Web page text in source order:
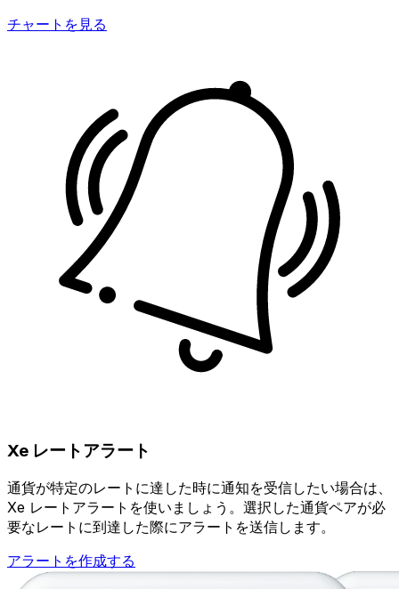
チャートを見る
Xe レートアラート
通貨が特定のレートに達した時に通知を受信したい場合は、
Xe レートアラートを使いましょう。選択した通貨ペアが必
要なレートに到達した際にアラートを送信します。
アラートを作成する